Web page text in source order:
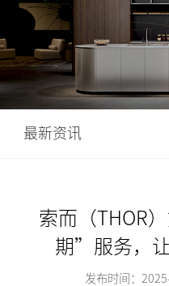
最新资讯
索而（THOR
期”服务，
忧？-
发布时间：